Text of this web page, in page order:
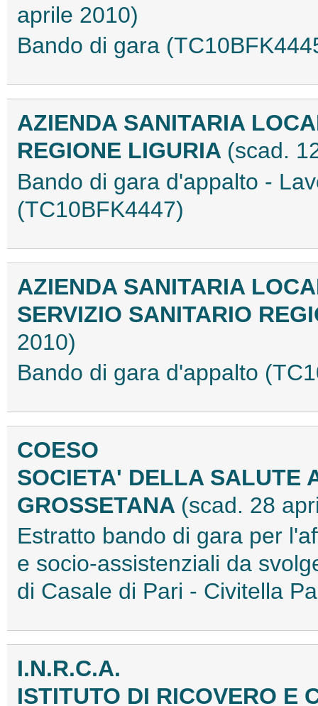
aprile 2010)
Bando di gara
AZIENDA SANITARIA
REGIONE LIGURIA (scad.
Bando di gara d'appalto -
(TC10BFK4447)
AZIENDA SANITARIA
SERVIZIO SANITARIO
2010)
Bando di gara d'appalto
COESO
SOCIETA' DELLA SALUTE
GROSSETANA (scad. 28
Estratto bando di gara per
e socio-assistenziali da
di Casale di Pari - Civitella
I.N.R.C.A.
ISTITUTO DI RICOVERO E